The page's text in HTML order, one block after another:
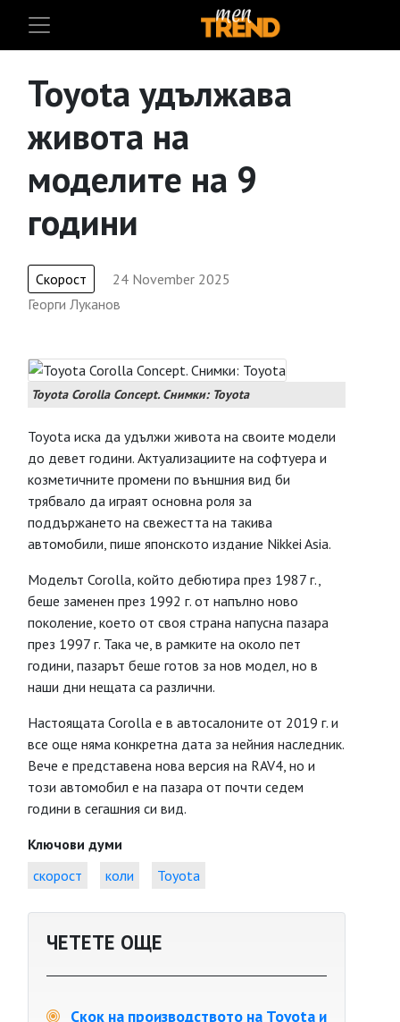
Toyota удължава
живота на
моделите на 9
години
Скорост
24 November 2025
Георги Луканов
Toyota Corolla Concept. Снимки: Toyota
Toyota иска да удължи живота на своите модели
до девет години. Актуализациите на софтуера и
козметичните промени по външния вид би
трябвало да играят основна роля за
поддържането на свежестта на такива
автомобили, пише японското издание Nikkei Asia.
Моделът Corolla, който дебютира през 1987 г.,
беше заменен през 1992 г. от напълно ново
поколение, което от своя страна напусна пазара
през 1997 г. Така че, в рамките на около пет
години, пазарът беше готов за нов модел, но в
наши дни нещата са различни.
Настоящата Corolla е в автосалоните от 2019 г. и
все още няма конкретна дата за нейния наследник.
Вече е представена нова версия на RAV4, но и
този автомобил е на пазара от почти седем
години в сегашния си вид.
Ключови думи
скорост
коли Toyota
ЧЕТЕТЕ ОЩЕ
Скок на производството на Toyota и